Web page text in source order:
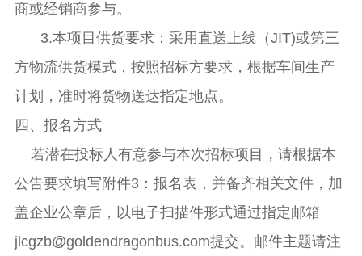
商或经销商参与。
3.本项目供货要求：采用直送上线（JIT)或第三
方物流供货模式，按照招标方要求，根据车间生产
计划，准时将货物送达指定地点。
四、报名方式
若潜在投标人有意参与本次招标项目，请根据本
公告要求填写附件3：报名表，并备齐相关文件，加
盖企业公章后，以电子扫描件形式通过指定邮箱
jlcgzb@goldendragonbus.com提交。邮件主题请注